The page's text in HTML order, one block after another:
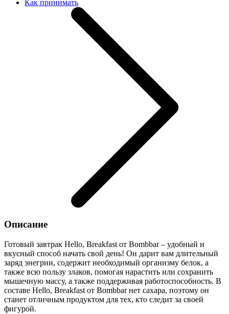
Как принимать
Описание
Готовый завтрак Hello, Breakfast от Bombbar – удобный и
вкусный способ начать свой день! Он дарит вам длительный
заряд энегрии, содержит необходимый организму белок, а
также всю пользу злаков, помогая нарастить или сохранить
мышечную массу, а также поддерживая работоспособность. В
составе Hello, Breakfast от Bombbar нет сахара, поэтому он
станет отличным продуктом для тех, кто следит за своей
фигурой.